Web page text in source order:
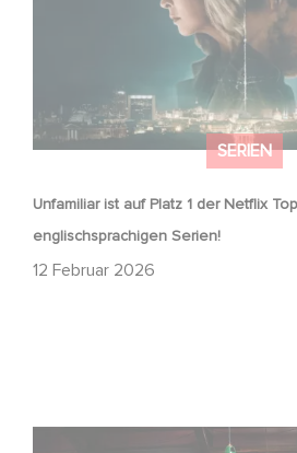
SERIEN
Unfamiliar ist auf Platz 1 der Netflix
englischsprachigen Serien!
12 Februar 2026
Wenn gebrochene Herzen Rache